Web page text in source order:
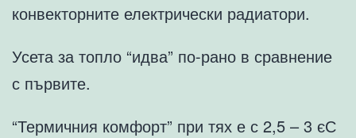
конвекторните електрически радиатори.
Усета за топло “идва” по-рано в сравнение
с първите.
“Термичния комфорт” при тях е с 2,5 – 3 єС